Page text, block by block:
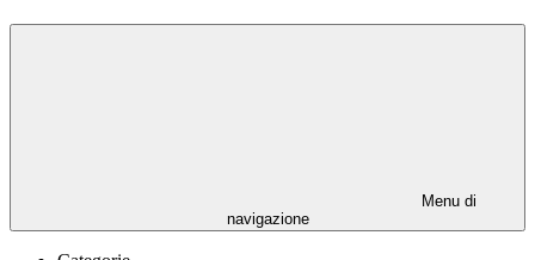
Menu di
navigazione